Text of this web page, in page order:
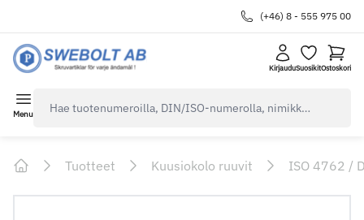
(+46) 8 - 555 975 00
KirjauduSuosikitOstoskori
Menu
Tuotteet Kuusiokolo ruuvit ISO 4762 /